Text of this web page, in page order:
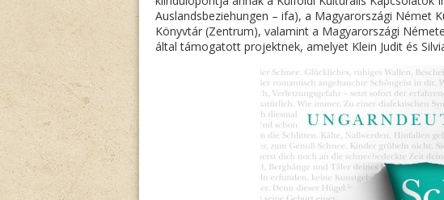
Auslandsbeziehungen – ifa), a Magyarországi Német
Könyvtár (Zentrum), valamint a Magyarországi
által támogatott projektnek, amelyet Klein Judit és